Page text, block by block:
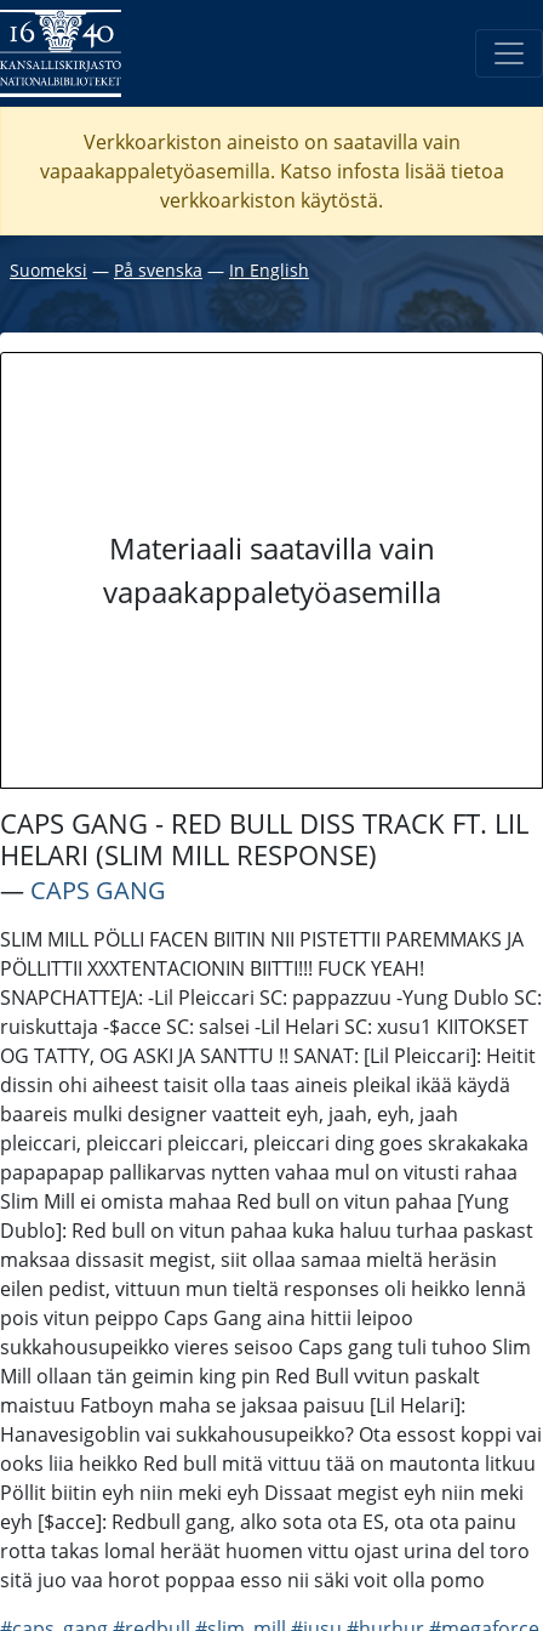
Verkkoarkiston aineisto on saatavilla vain
vapaakappaletyöasemilla. Katso infosta lisää tietoa
verkkoarkiston käytöstä.
Suomeksi ― På svenska ― In English
Materiaali saatavilla vain
vapaakappaletyöasemilla
CAPS GANG - RED BULL DISS TRACK FT. LIL
HELARI (SLIM MILL RESPONSE)
― CAPS GANG
SLIM MILL PÖLLI FACEN BIITIN NII PISTETTII PAREMMAKS JA
PÖLLITTII XXXTENTACIONIN BIITTI!!! FUCK YEAH!
SNAPCHATTEJA: -Lil Pleiccari SC: pappazzuu -Yung Dublo SC:
ruiskuttaja -$acce SC: salsei -Lil Helari SC: xusu1 KIITOKSET
OG TATTY, OG ASKI JA SANTTU !! SANAT: [Lil Pleiccari]: Heitit
dissin ohi aiheest taisit olla taas aineis pleikal ikää käydä
baareis mulki designer vaatteit eyh, jaah, eyh, jaah
pleiccari, pleiccari pleiccari, pleiccari ding goes skrakakaka
papapapap pallikarvas nytten vahaa mul on vitusti rahaa
Slim Mill ei omista mahaa Red bull on vitun pahaa [Yung
Dublo]: Red bull on vitun pahaa kuka haluu turhaa paskast
maksaa dissasit megist, siit ollaa samaa mieltä heräsin
eilen pedist, vittuun mun tieltä responses oli heikko lennä
pois vitun peippo Caps Gang aina hittii leipoo
sukkahousupeikko vieres seisoo Caps gang tuli tuhoo Slim
Mill ollaan tän geimin king pin Red Bull vvitun paskalt
maistuu Fatboyn maha se jaksaa paisuu [Lil Helari]:
Hanavesigoblin vai sukkahousupeikko? Ota essost koppi vai
ooks liia heikko Red bull mitä vittuu tää on mautonta litkuu
Pöllit biitin eyh niin meki eyh Dissaat megist eyh niin meki
eyh [$acce]: Redbull gang, alko sota ota ES, ota ota painu
rotta takas lomal heräät huomen vittu ojast urina del toro
sitä juo vaa horot poppaa esso nii säki voit olla pomo